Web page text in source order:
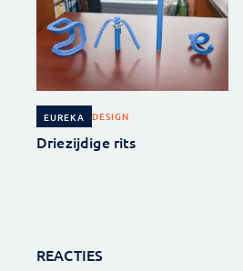
EUREKA DESIGN
Driezijdige rits
REACTIES